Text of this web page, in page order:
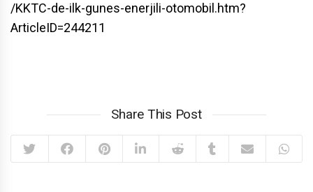
/KKTC-de-ilk-gunes-enerjili-otomobil.htm?
ArticleID=244211
Share This Post